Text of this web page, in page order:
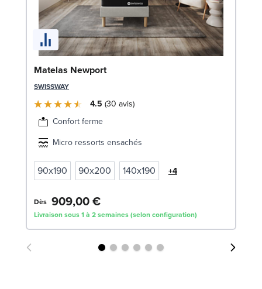
Matelas Newport
SWISSWAY
4.5 30 avis
Confort ferme
Micro ressorts ensachés
90x190 90x200 140x190 +4
Dès 909,00 €
Livraison sous 1 à 2 semaines (selon configuration)